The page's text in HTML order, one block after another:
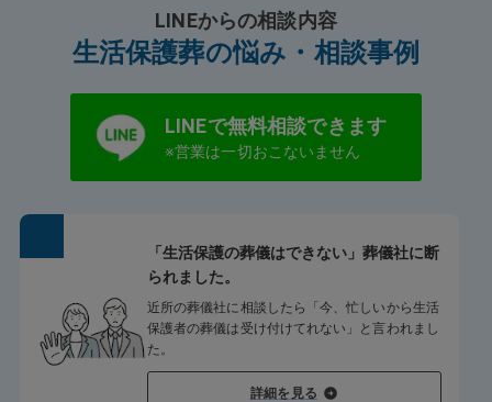
LINEからの相談内容
生活保護葬の悩み・相談事例
LINEで無料相談できます
※営業は一切おこないません
「生活保護の葬儀はできない」葬儀社に断
られました。
近所の葬儀社に相談したら「今、忙しいから生活
保護者の葬儀は受け付けてれない」と言われまし
た。
詳細を見る